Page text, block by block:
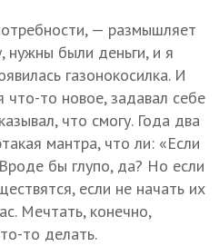
— размышляет
нужны были деньги, и я
газонокосилка. И
что-то новое, задавал себе
что смогу. Года два
мантра, что ли: «Если
бы глупо, да? Но если
если не начать их
Мечтать, конечно,
то делать.